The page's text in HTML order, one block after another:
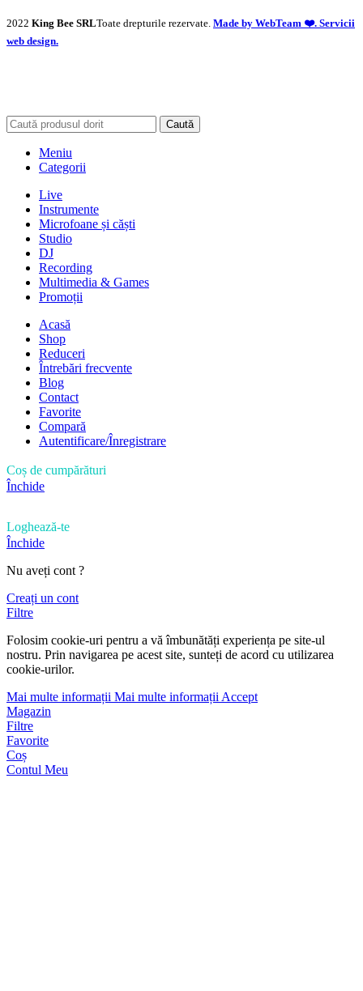
2022 King Bee SRLToate drepturile rezervate. Made by WebTeam ❤️. Servicii
web design.
Caută
Meniu
Categorii
Live
Instrumente
Microfoane și căști
Studio
DJ
Recording
Multimedia & Games
Promoții
Acasă
Shop
Reduceri
Întrebări frecvente
Blog
Contact
Favorite
Compară
Autentificare/Înregistrare
Coș de cumpărături
Închide
Loghează-te
Închide
Nu aveți cont ?
Creați un cont
Filtre
Folosim cookie-uri pentru a vă îmbunătăți experiența pe site-ul
nostru. Prin navigarea pe acest site, sunteți de acord cu utilizarea
cookie-urilor.
Mai multe informații Mai multe informații Accept
Magazin
Filtre
Favorite
Coș
Contul Meu